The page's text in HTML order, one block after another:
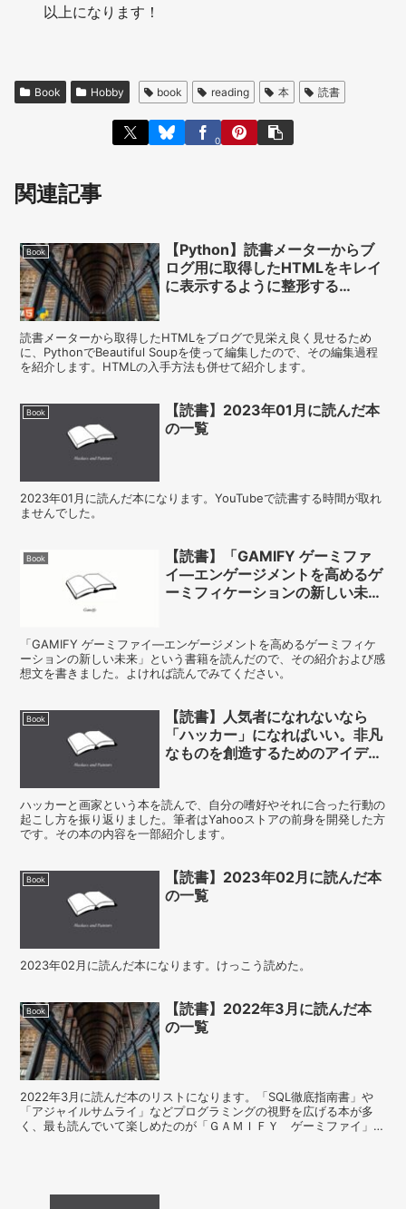
以上になります！
Book Hobby book reading 本 読書
0
関連記事
Book
【Python】読書メーターからブ
ログ用に取得したHTMLをキレイ
に表示するように整形する
読書メーターから取得したHTMLをブログで見栄え良く見せるため
に、PythonでBeautiful Soupを使って編集したので、その編集過程
を紹介します。HTMLの入手方法も併せて紹介します。
Book
【読書】2023年01月に読んだ本
の一覧
2023年01月に読んだ本になります。YouTubeで読書する時間が取れ
ませんでした。
Book
【読書】「GAMIFY ゲーミファ
イ―エンゲージメントを高めるゲ
ーミフィケーションの新しい未
「GAMIFY ゲーミファイ―エンゲージメントを高めるゲーミフィケ
ーションの新しい未来」という書籍を読んだので、その紹介および感
想文を書きました。よければ読んでみてください。
Book
【読書】人気者になれないなら
「ハッカー」になればいい。非凡
なものを創造するためのアイディ
ハッカーと画家という本を読んで、自分の嗜好やそれに合った行動の
起こし方を振り返りました。筆者はYahooストアの前身を開発した方
です。その本の内容を一部紹介します。
Book
【読書】2023年02月に読んだ本
の一覧
2023年02月に読んだ本になります。けっこう読めた。
Book
【読書】2022年3月に読んだ本
の一覧
2022年3月に読んだ本のリストになります。「SQL徹底指南書」や
「アジャイルサムライ」などプログラミングの視野を広げる本が多
く、最も読んでいて楽しめたのが「ＧＡＭＩＦＹ ゲーミファイ」で